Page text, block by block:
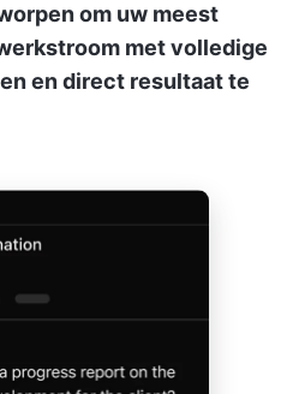
om uw meest
met volledige
en direct resultaat te